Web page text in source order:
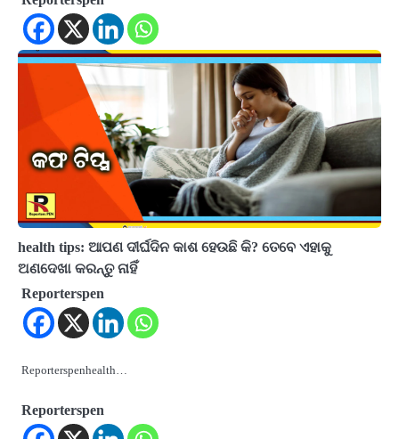
health tips: ଆପଣ ଦୀର୍ଘଦିନ କାଶ ହେଉଛି କି? ତେବେ ଏହାକୁ
ଅଣଦେଖା କରନ୍ତୁ ନାହିଁ
Reporterspen
Reporterspenhealth…
Reporterspen